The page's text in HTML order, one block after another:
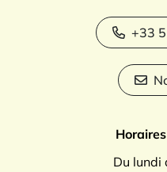
+33
Du lundi